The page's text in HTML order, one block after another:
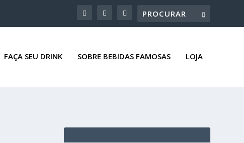
FAÇA SEU DRINK SOBRE BEBIDAS FAMOSAS LOJA